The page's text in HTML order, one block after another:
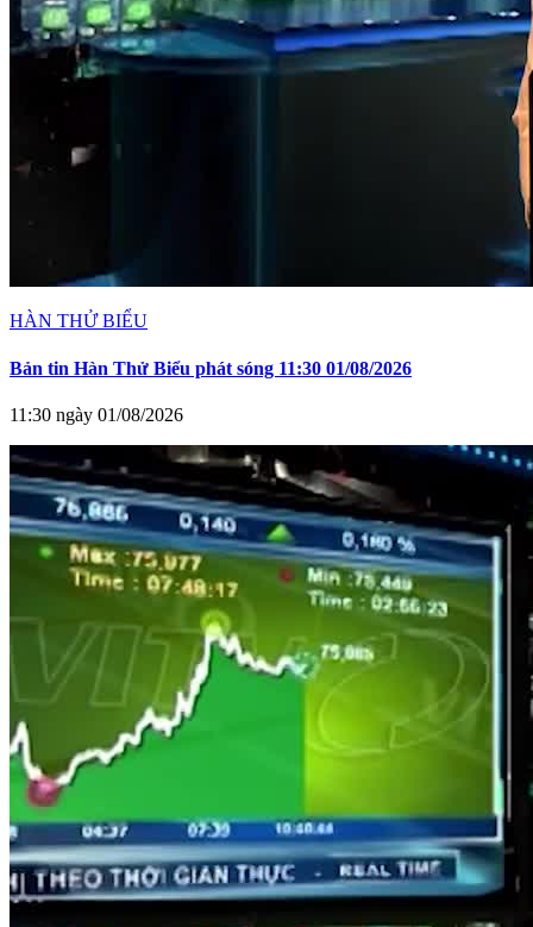
HÀN THỬ BIỂU
Bản tin Hàn Thử Biểu phát sóng 11:30 01/08/2026
11:30 ngày 01/08/2026